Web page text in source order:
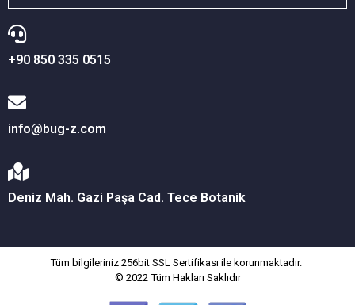
+90 850 335 0515
info@bug-z.com
Deniz Mah. Gazi Paşa Cad. Tece Botanik
Tüm bilgileriniz 256bit SSL Sertifikası ile korunmaktadır.
© 2022 Tüm Hakları Saklıdır